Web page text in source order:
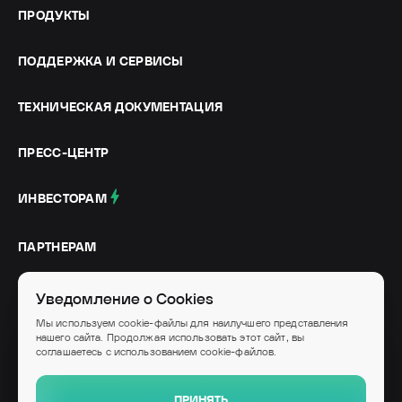
ПРОДУКТЫ
ПОДДЕРЖКА И СЕРВИСЫ
ТЕХНИЧЕСКАЯ ДОКУМЕНТАЦИЯ
ПРЕСС-ЦЕНТР
ИНВЕСТОРАМ
ПАРТНЕРАМ
СОЦИАЛЬНЫЕ СЕТИ
© IVA Technologies, 2026
Высокотехнологичное ИТ-оборудование и программное обеспечение российского
Уведомление о Cookies
Мы используем cookie-файлы для наилучшего представления
нашего сайта. Продолжая использовать этот сайт, вы
соглашаетесь с использованием cookie-файлов.
ПРИНЯТЬ